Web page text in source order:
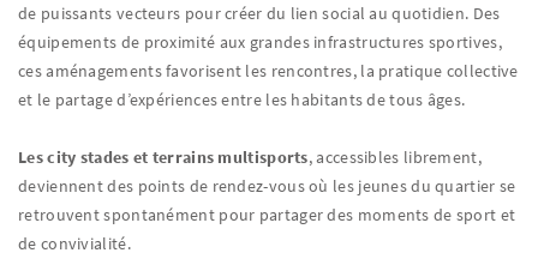
de puissants vecteurs pour créer du lien social au quotidien. Des
équipements de proximité aux grandes infrastructures sportives,
ces aménagements favorisent les rencontres, la pratique collective
et le partage d’expériences entre les habitants de tous âges.
Les city stades et terrains multisports, accessibles librement,
deviennent des points de rendez-vous où les jeunes du quartier se
retrouvent spontanément pour partager des moments de sport et
de convivialité.